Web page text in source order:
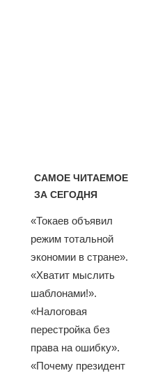
САМОЕ ЧИТАЕМОЕ
ЗА СЕГОДНЯ
«Токаев объявил
режим тотальной
экономии в стране».
«Хватит мыслить
шаблонами!».
«Налоговая
перестройка без
права на ошибку».
«Почему президент